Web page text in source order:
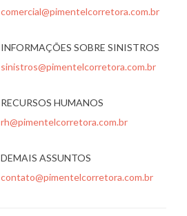
comercial@pimentelcorretora.com.br
INFORMAÇÕES SOBRE SINISTROS
sinistros@pimentelcorretora.com.br
RECURSOS HUMANOS
rh@pimentelcorretora.com.br
DEMAIS ASSUNTOS
contato@pimentelcorretora.com.br